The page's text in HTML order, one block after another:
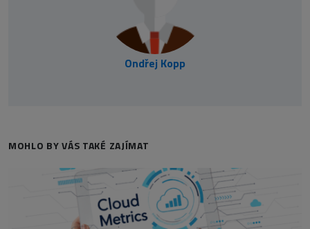
Ondřej Kopp
MOHLO BY VÁS TAKÉ ZAJÍMAT